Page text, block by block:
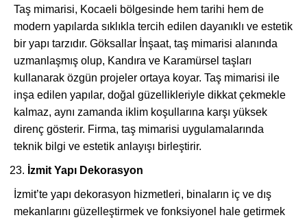
Taş mimarisi, Kocaeli bölgesinde hem tarihi hem de
modern yapılarda sıklıkla tercih edilen dayanıklı ve estetik
bir yapı tarzıdır. Göksallar İnşaat, taş mimarisi alanında
uzmanlaşmış olup, Kandıra ve Karamürsel taşları
kullanarak özgün projeler ortaya koyar. Taş mimarisi ile
inşa edilen yapılar, doğal güzellikleriyle dikkat çekmekle
kalmaz, aynı zamanda iklim koşullarına karşı yüksek
direnç gösterir. Firma, taş mimarisi uygulamalarında
teknik bilgi ve estetik anlayışı birleştirir.
İzmit Yapı Dekorasyon
İzmit’te yapı dekorasyon hizmetleri, binaların iç ve dış
mekanlarını güzelleştirmek ve fonksiyonel hale getirmek